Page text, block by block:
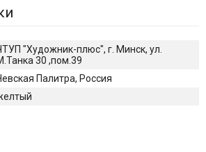
"Художник-плюс", г. Минск, ул.
30 ,пом.39
Палитра, Россия